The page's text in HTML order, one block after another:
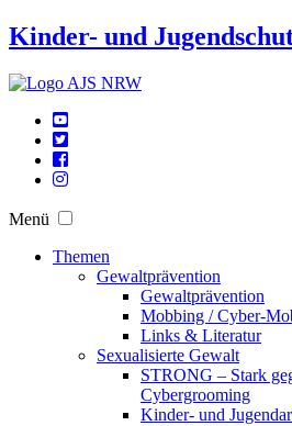
Kinder- und
Menü
Themen
Gewaltprävention
Gewaltprävention
Mobbing / Cyber-
Links & Literatur
Sexualisierte Gewalt
STRONG – Stark
Cybergrooming
Kinder- und